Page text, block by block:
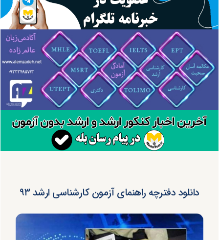
دانلود دفترچه راهنمای آزمون کارشناسی ارشد ۹۳